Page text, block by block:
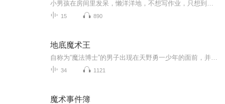
15 890
地底魔术王
34 1121
魔术事件簿